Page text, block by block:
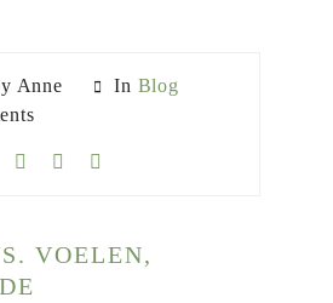
Anne In Blog
VOELEN,